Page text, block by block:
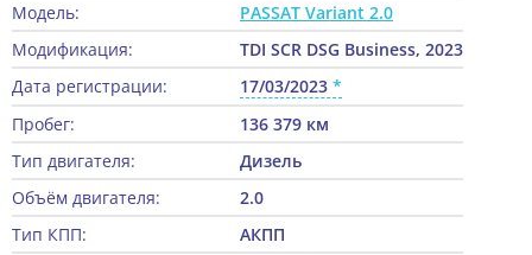
Модель:
PASSAT Variant 2.0
Модификация:
TDI SCR DSG Business, 2023
Дата регистрации:
17/03/2023
Пробег:
136 379 км
Тип двигателя:
Дизель
Объём двигателя:
2.0
Тип КПП:
АКПП